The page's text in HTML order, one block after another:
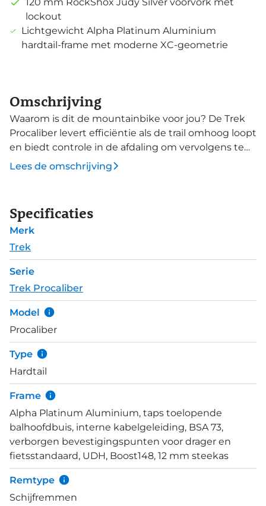
lockout
Lichtgewicht Alpha Platinum Aluminium
hardtail-frame met moderne XC-geometrie
Omschrijving
Waarom is dit de mountainbike voor jou? De Trek
Procaliber levert efficiëntie als de trail omhoog loopt
en biedt controle in de afdaling om vervolgens te
winnen in de sprint. Een moderne crosscountry-
hardtail mountainbike die gemaakt is voor snelle
voorzijde overwin je met gemak lastige secties en
geniet je van overall meer comfort. De tubeless
ready 29" wielen van de Procaliber 6 hebben een
lage rolweerstand en met de Bontrager Saint-Anne
Pro XR 2.2" brede banden mogen de parcoursen zo
uitdagend mogelijk worden. De combinatie van
Shimano XT / Deore componenten en hydraulische
schijfremmen zijn van hoge kwaliteit en zijn
daarmee afgestemd op hoog gestelde
fietsdoelen.&nbsp; Een moderne mountainbike
kan bijna niet meer zonder dropper zadelpen en
dat is bij dit model dan niet anders. De Bontrager
Line Dropper wordt eenvoudig vanaf het stuur
bedient wanneer de omgeving erom vraagt.
Lees de omschrijving
Specificaties
Merk
Trek
Serie
Trek Procaliber
Model
Procaliber
Type
Hardtail
Frame
Alpha Platinum Aluminium, taps toelopende
balhoofdbuis, interne kabelgeleiding, BSA 73,
verborgen bevestigingspunten voor drager en
fietsstandaard, UDH, Boost148, 12 mm steekas
Remtype
Schijfremmen